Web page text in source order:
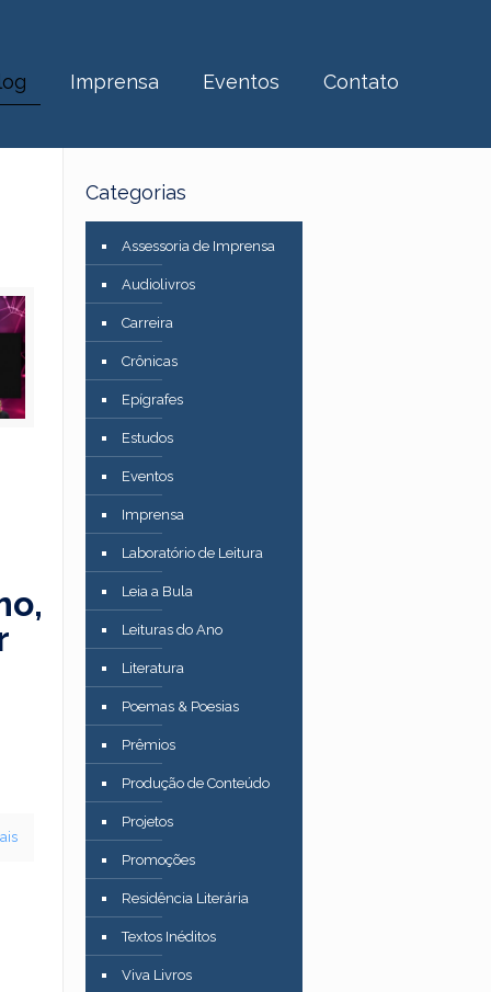
Imprensa Eventos Contato
Categorias
Assessoria de Imprensa
Audiolivros
Carreira
Crônicas
Epígrafes
Estudos
Eventos
Imprensa
Laboratório de Leitura
Leia a Bula
Leituras do Ano
Literatura
Poemas & Poesias
Prêmios
Produção de Conteúdo
Projetos
Promoções
Residência Literária
Textos Inéditos
Viva Livros